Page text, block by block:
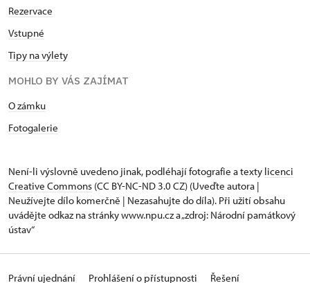
Rezervace
Vstupné
Tipy na výlety
MOHLO BY VÁS ZAJÍMAT
O zámku
Fotogalerie
Není-li výslovně uvedeno jinak, podléhají fotografie a texty licenci
Creative Commons (CC BY-NC-ND 3.0 CZ) (Uveďte autora |
Neužívejte dílo komerčně | Nezasahujte do díla). Při užití obsahu
uvádějte odkaz na stránky www.npu.cz a „zdroj: Národní památkový
ústav“
Právní ujednání Prohlášení o přístupnosti Řešení